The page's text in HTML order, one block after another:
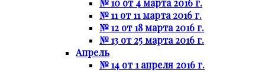
№ 10 от 4 марта 2016 г.
№ 11 от 11 марта 2016 г.
№ 12 от 18 марта 2016 г.
№ 13 от 25 марта 2016 г.
Апрель
№ 14 от 1 апреля 2016 г.